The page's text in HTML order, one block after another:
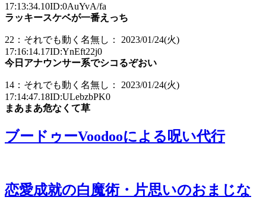
17:13:34.10ID:0AuYvA/fa
ラッキースケベが一番えっち
22：それでも動く名無し： 2023/01/24(火)
17:16:14.17ID:YnEft22j0
今日アナウンサー系でシコるぞおい
14：それでも動く名無し： 2023/01/24(火)
17:14:47.18ID:ULebzbPK0
まあまあ危なくて草
ブードゥーVoodooによる呪い代行
恋愛成就の白魔術・片思いのおまじな